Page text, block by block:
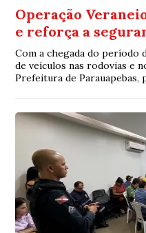
Operação
e reforça a
Com a chegada do período
de veículos nas rodovias e
Prefeitura de Parauapebas,